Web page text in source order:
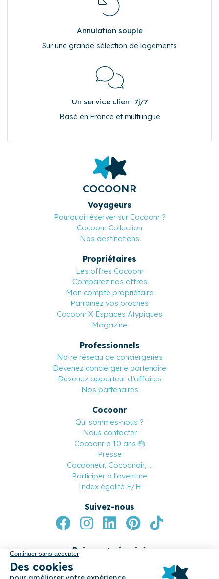
Annulation souple
Sur une grande sélection de logements
Un service client 7j/7
Basé en France et multilingue
COCOONR
Voyageurs
Pourquoi réserver sur Cocoonr ?
Cocoonr Collection
Nos destinations
Propriétaires
Les offres Cocoonr
Comparez nos offres
Mon compte propriétaire
Parrainez vos proches
Cocoonr X Espaces Atypiques
Magazine
Professionnels
Notre réseau de conciergeries
Devenez conciergerie partenaire
Devenez apporteur d’affaires
Nos partenaires
Cocoonr
Qui sommes-nous ?
Nous contacter
Cocoonr a 10 ans 🎂
Presse
Cocooneur, Cocoonair, ...
Participer à l'aventure
Index égalité F/H
Suivez-nous
Paiement sécurisé